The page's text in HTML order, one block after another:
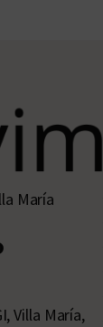
María
Villa María,